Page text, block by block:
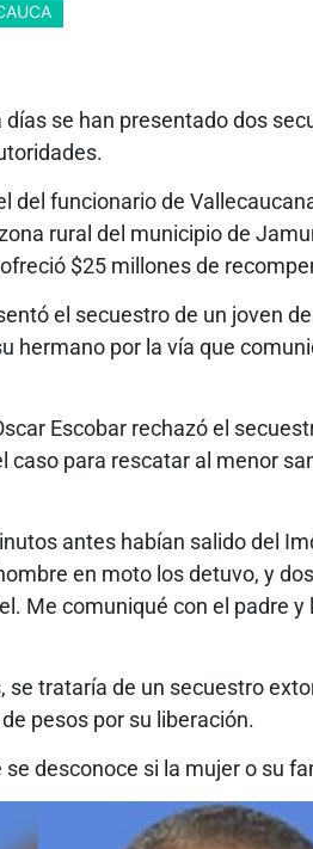
se han presentado dos
del funcionario de
rural del municipio de
$25 millones de
el secuestro de un joven
hermano por la vía que
Escobar rechazó el
caso para rescatar al menor
antes habían salido del
en moto los detuvo, y
Me comuniqué con el padre
se trataría de un secuestro
pesos por su liberación.
desconoce si la mujer o su